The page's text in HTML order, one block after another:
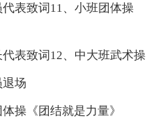
表致词11、小班团体操
表致词12、中大班武术操
场
操《团结就是力量》